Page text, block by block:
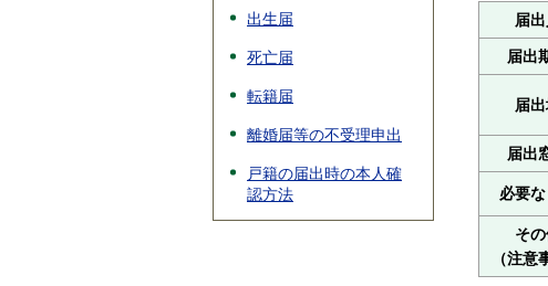
出生届
死亡届
転籍届
離婚届等の不受理申出
戸籍の届出時の本人確
認方法
届出
届出
届
届出
必要
そ
（注意